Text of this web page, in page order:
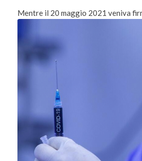
Mentre il 20 maggio 2021 veniva